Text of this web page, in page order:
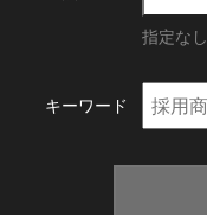
指定なし
キーワード